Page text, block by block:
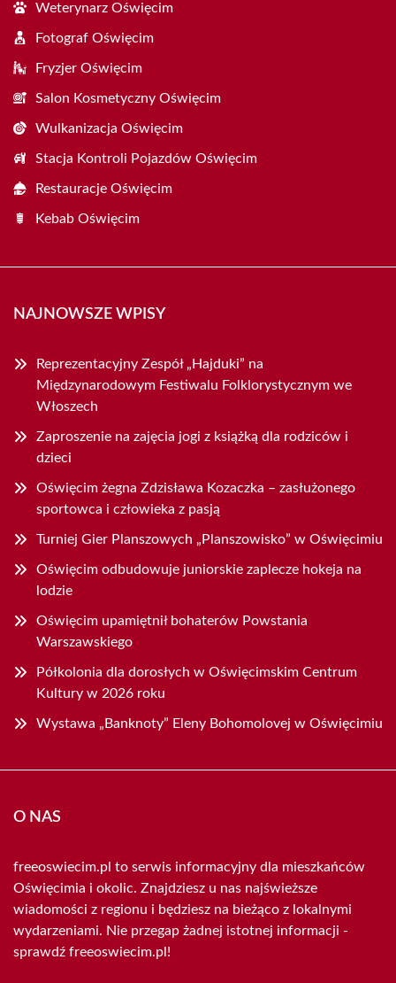
Weterynarz Oświęcim
Fotograf Oświęcim
Fryzjer Oświęcim
Salon Kosmetyczny Oświęcim
Wulkanizacja Oświęcim
Stacja Kontroli Pojazdów Oświęcim
Restauracje Oświęcim
Kebab Oświęcim
NAJNOWSZE WPISY
Reprezentacyjny Zespół „Hajduki” na
Międzynarodowym Festiwalu Folklorystycznym we
Włoszech
Zaproszenie na zajęcia jogi z książką dla rodziców i
dzieci
Oświęcim żegna Zdzisława Kozaczka – zasłużonego
sportowca i człowieka z pasją
Turniej Gier Planszowych „Planszowisko” w Oświęcimiu
Oświęcim odbudowuje juniorskie zaplecze hokeja na
lodzie
Oświęcim upamiętnił bohaterów Powstania
Warszawskiego
Półkolonia dla dorosłych w Oświęcimskim Centrum
Kultury w 2026 roku
Wystawa „Banknoty” Eleny Bohomolovej w Oświęcimiu
O NAS
freeoswiecim.pl to serwis informacyjny dla mieszkańców
Oświęcimia i okolic. Znajdziesz u nas najświeższe
wiadomości z regionu i będziesz na bieżąco z lokalnymi
wydarzeniami. Nie przegap żadnej istotnej informacji -
sprawdź freeoswiecim.pl!